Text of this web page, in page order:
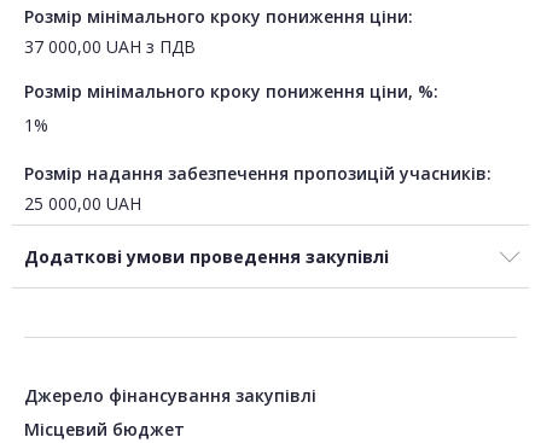
Розмір мінімального кроку пониження ціни:
37 000,00 UAH з ПДВ
Розмір мінімального кроку пониження ціни, %:
1%
Розмір надання забезпечення пропозицій учасників:
25 000,00 UAH
Додаткові умови проведення закупівлі
Джерело фінансування закупівлі
Місцевий бюджет